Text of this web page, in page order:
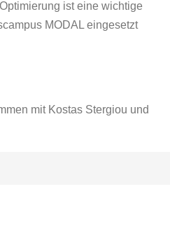
ist eine wichtige
MODAL eingesetzt
mit Kostas Stergiou und